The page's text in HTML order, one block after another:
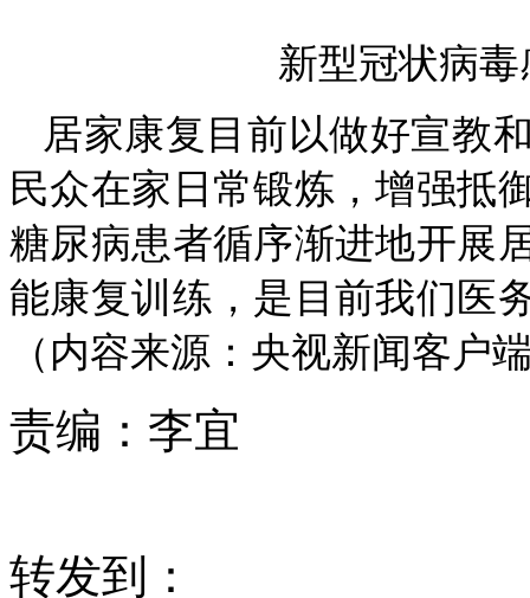
新型冠状病
居家康复目前以做好宣教
民众在家日常锻炼，增强抵
糖尿病患者循序渐进地开展
能康复训练，是目前我们医
（内容来源：央视新闻客户
责编： 李宜
转发到：